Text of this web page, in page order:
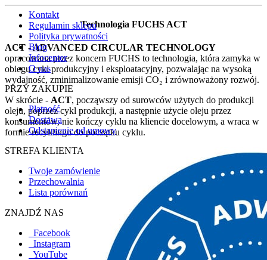
Technologia FUCHS ACT
ACT - ADVANCED CIRCULAR TECHNOLOGY
opracowana przez koncern FUCHS to technologia, która zamyka w
obiegu cykl produkcyjny i eksploatacyjny, pozwalając na wysoką
wydajność, zminimalizowanie emisji CO₂ i zrównoważony rozwój.
W skrócie - ACT, począwszy od surowców użytych do produkcji
oleju, poprzez cykl produkcji, a następnie użycie oleju przez
konsumentów, nie kończy cyklu na kliencie docelowym, a wraca w
formie recyklingu do początku cyklu.
Kontakt
Regulamin sklepu
Polityka prywatności
Blog
Infocenter
O nas
PRZY ZAKUPIE
Płatność
Dostawa
Odstąpienie od umowy
STREFA KLIENTA
Twoje zamówienie
Przechowalnia
Lista porównań
ZNAJDŹ NAS
Facebook
Instagram
YouTube